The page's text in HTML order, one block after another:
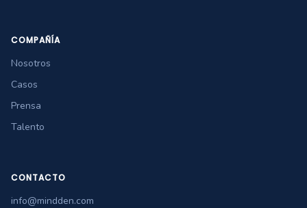
COMPAÑÍA
Nosotros
Casos
Prensa
Talento
CONTACTO
info@mindden.com